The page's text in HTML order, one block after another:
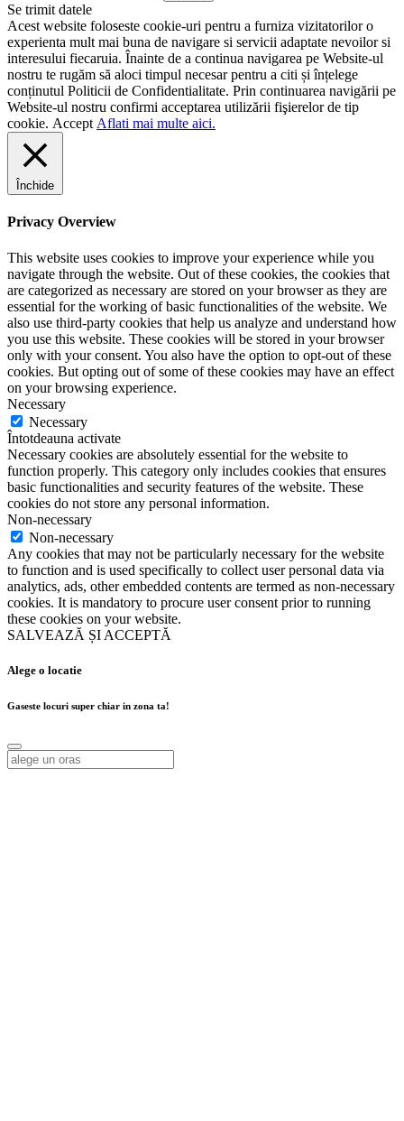
Se trimit datele
Acest website foloseste cookie-uri pentru a furniza vizitatorilor o
experienta mult mai buna de navigare si servicii adaptate nevoilor si
interesului fiecaruia. Înainte de a continua navigarea pe Website-ul
nostru te rugăm să aloci timpul necesar pentru a citi și înțelege
conținutul Politicii de Confidentialitate. Prin continuarea navigării pe
Website-ul nostru confirmi acceptarea utilizării fişierelor de tip
cookie. Accept Aflati mai multe aici.
Închide
Privacy Overview
This website uses cookies to improve your experience while you
navigate through the website. Out of these cookies, the cookies that
are categorized as necessary are stored on your browser as they are
essential for the working of basic functionalities of the website. We
also use third-party cookies that help us analyze and understand how
you use this website. These cookies will be stored in your browser
only with your consent. You also have the option to opt-out of these
cookies. But opting out of some of these cookies may have an effect
on your browsing experience.
Necessary
Necessary
Întotdeauna activate
Necessary cookies are absolutely essential for the website to
function properly. This category only includes cookies that ensures
basic functionalities and security features of the website. These
cookies do not store any personal information.
Non-necessary
Non-necessary
Any cookies that may not be particularly necessary for the website
to function and is used specifically to collect user personal data via
analytics, ads, other embedded contents are termed as non-necessary
cookies. It is mandatory to procure user consent prior to running
these cookies on your website.
SALVEAZĂ ȘI ACCEPTĂ
Alege o locatie
Gaseste locuri super chiar in zona ta!
Alege o locatie